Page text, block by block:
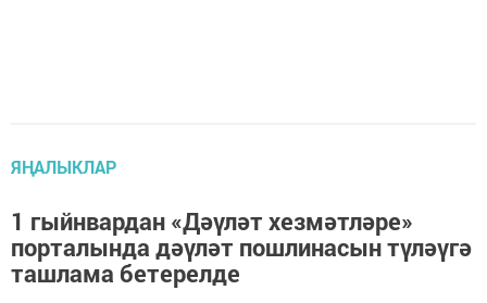
ЯҢАЛЫКЛАР
1 гыйнвардан «Дәүләт хезмәтләре»
порталында дәүләт пошлинасын түләүгә
ташлама бетерелде